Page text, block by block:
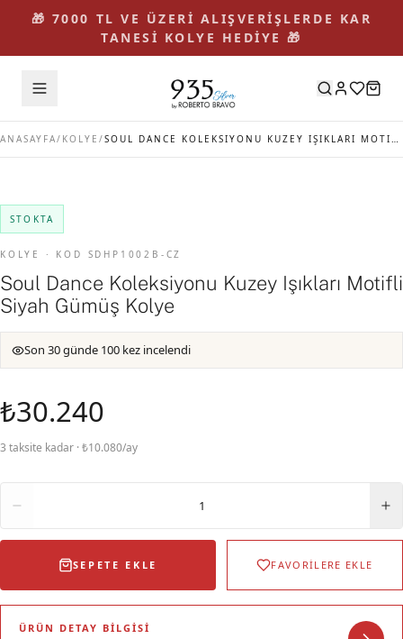
🎁 7000 TL VE ÜZERİ ALIŞVERİŞLERDE KAR
TANESİ KOLYE HEDİYE 🎁
ANASAYFA/ KOLYE / SOUL DANCE KOLEKSIYONU KUZEY IŞIKLARI MOTIFLI SIYAH GÜMÜŞ KOLYE
STOKTA
KOLYE · KOD SDHP1002B-CZ
Soul Dance Koleksiyonu Kuzey Işıkları Motifli
Siyah Gümüş Kolye
Son 30 günde 100 kez incelendi
₺30.240
3 taksite kadar · ₺10.080/ay
1
SEPETE EKLE FAVORİLERE EKLE
ÜRÜN DETAY BILGISI